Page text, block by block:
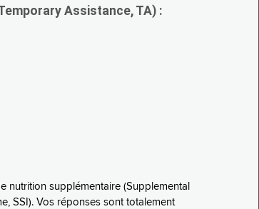
Assistance, TA) :
nutrition supplémentaire (Supplemental
SSI). Vos réponses sont totalement